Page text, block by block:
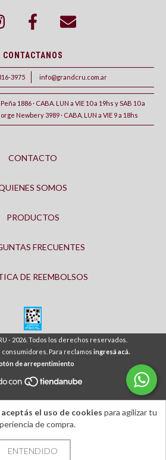
aceptás el uso de cookies para agilizar tu
de compra.
ENTENDIDO
CONTACTANOS
3975 info@grandcru.com.ar
1886 · CABA. LUN a VIE 10 a 19hs y SAB 10 a
Newbery 3989 · CABA. LUN a VIE 9 a 18hs
CONTACTO
SOMOS
PRODUCTOS
FRECUENTES
DE REEMBOLSOS
- 2026. Todos los derechos reservados.
Para reclamos ingresá acá.
de arrepentimiento